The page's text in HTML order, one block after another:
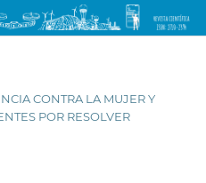
CONTRA LA MUJER Y
POR RESOLVER